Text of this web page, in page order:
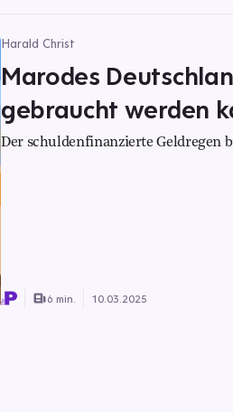
Harald Christ
Marodes
gebraucht werden
Der schuldenfinanzierte Geldregen
6 min. 10.03.2025